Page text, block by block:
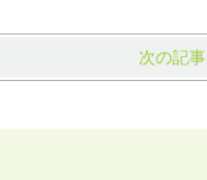
次の記事